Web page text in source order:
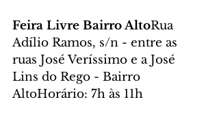
Feira Livre Bairro AltoRua
Adílio Ramos, s/n - entre as
ruas José Veríssimo e a José
Lins do Rego - Bairro
AltoHorário: 7h às 11h